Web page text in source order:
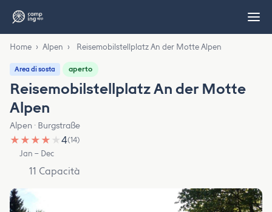
Home › Alpen › Reisemobilstellplatz An der Motte Alpen
Area di sosta aperto
Reisemobilstellplatz An der Motte
Alpen
Alpen · Burgstraße
★ ★ ★ ★ ★4(14)
Jan – Dec
11 Capacità